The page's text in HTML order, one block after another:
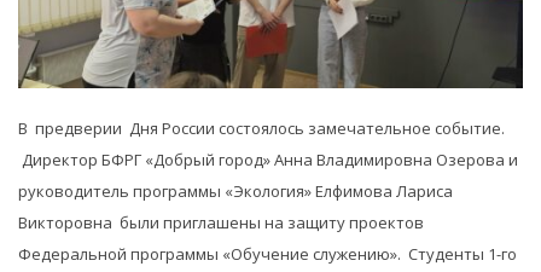
В предверии Дня России состоялось замечательное событие.
Директор БФРГ «Добрый город» Анна Владимировна Озерова и
руководитель программы «Экология» Елфимова Лариса
Викторовна были приглашены на защиту проектов
Федеральной программы «Обучение служению». Студенты 1-го